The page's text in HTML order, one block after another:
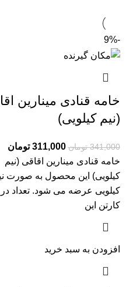
-9%
خامه قنادی مینارین
(نیم کیلویی)
341,000 تومان 311,000 تومان
خامه قنادی مینارین اقاقی (نیم
کیلویی) این محصول به صورت
کیلویی عرضه می شود. تعداد در
کارتن این
افزودن به سبد خرید